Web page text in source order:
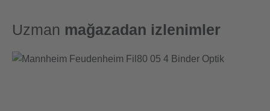
Uzman mağazadan izlenimler